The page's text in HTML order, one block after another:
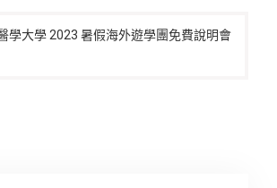
學大學 2023 暑假海外遊學團免費說明會